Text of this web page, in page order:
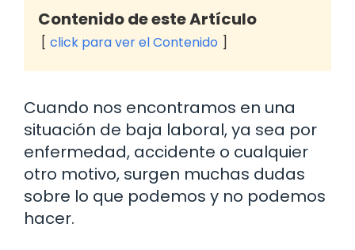
Contenido de este Artículo
click para ver el Contenido
Cuando nos encontramos en una
situación de baja laboral, ya sea por
enfermedad, accidente o cualquier
otro motivo, surgen muchas dudas
sobre lo que podemos y no podemos
hacer.